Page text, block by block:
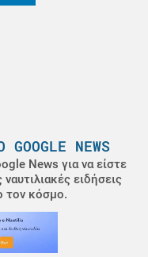
NEWS
News για να είστε
ειδήσεις
τον κόσμο.